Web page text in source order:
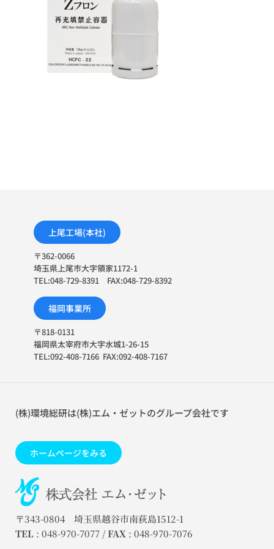
上尾工場(本社)
〒362-0066
埼玉県上尾市大字領家1172-1
TEL:048-729-8391 FAX:048-729-8392
福岡事業所
〒818-0131
福岡県太宰府市大字水城1-26-15
TEL:092-408-7166 FAX:092-408-7167
(株)環境総研は(株)エム・ゼットのグループ会社です
ホームページをみる
〒343-0804 埼玉県越谷市南荻島1512-1
TEL : 048-970-7077 /FAX : 048-970-7076